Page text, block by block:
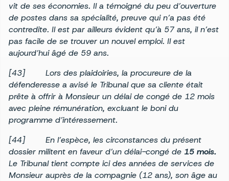
vit de ses économies. Il a témoigné du peu d’ouverture
de postes dans sa spécialité, preuve qui n’a pas été
contredite. Il est par ailleurs évident qu’à 57 ans, il n’est
pas facile de se trouver un nouvel emploi. Il est
aujourd’hui âgé de 59 ans.
[43] Lors des plaidoiries, la procureure de la
défenderesse a avisé le Tribunal que sa cliente était
prête à offrir à Monsieur un délai de congé de 12 mois
avec pleine rémunération, excluant le boni du
programme d’intéressement.
[44] En l’espèce, les circonstances du présent
dossier militent en faveur d’un délai-congé de 15 mois.
Le Tribunal tient compte ici des années de services de
Monsieur auprès de la compagnie (12 ans), son âge au